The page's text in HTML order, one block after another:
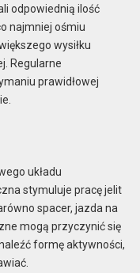
odpowiednią ilość
najmniej ośmiu
wysiłku
Regularne
prawidłowej
układu
stymuluje pracę jelit
spacer, jazda na
mogą przyczynić się
formę aktywności,